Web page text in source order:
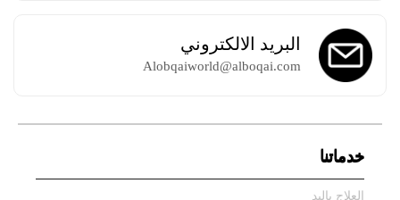
البريد الالكتروني
Alobqaiworld@alboqai.com
خدماتنا
العلاج باليد